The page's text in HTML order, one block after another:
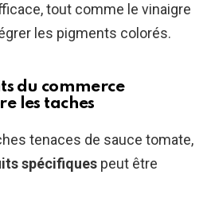
tout comme le vinaigre
les pigments colorés.
du commerce
les taches
tenaces de sauce tomate,
spécifiques peut être